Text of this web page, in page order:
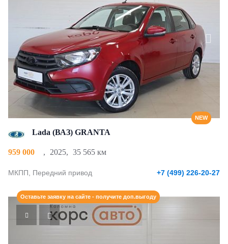
NEW
Lada (ВАЗ) GRANTA
959 000 , 2025, 35 565 км
МКПП, Передний привод +7 (499) 226-20-27
Оставьте заявку на сайте - получите доп.выгоду